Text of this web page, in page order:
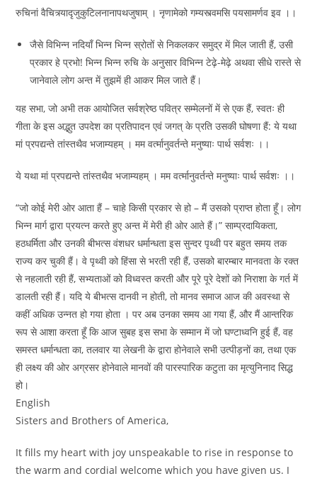
रुचिनां वैचित्र्यादृजुकुटिलनानापथजुषाम् । नृणामेको गम्यस्त्वमसि पयसामर्णव इव ।।
जैसे विभिन्न नदियाँ भिन्न भिन्न स्रोतों से निकलकर समुद्र में मिल जाती हैं, उसी
प्रकार हे प्रभो! भिन्न भिन्न रुचि के अनुसार विभिन्न टेढ़े-मेढ़े अथवा सीधे रास्ते से
जानेवाले लोग अन्त में तुझमें ही आकर मिल जाते हैं।
यह सभा, जो अभी तक आयोजित सर्वश्रेष्ठ पवित्र सम्मेलनों में से एक हैं, स्वतः ही
गीता के इस अद्भुत उपदेश का प्रतिपादन एवं जगत् के प्रति उसकी घोषणा हैं: ये यथा
मां प्रपद्यन्ते तांस्तथैव भजाम्यहम् । मम वर्त्मानुवर्तन्ते मनुष्याः पार्थ सर्वशः ।।
ये यथा मां प्रपद्यन्ते तांस्तथैव भजाम्यहम् । मम वर्त्मानुवर्तन्ते मनुष्याः पार्थ सर्वशः ।।
“जो कोई मेरी ओर आता हैं – चाहे किसी प्रकार से हो – मैं उसको प्राप्त होता हूँ। लोग
भिन्न मार्ग द्वारा प्रयत्न करते हुए अन्त में मेरी ही ओर आते हैं।” साम्प्रदायिकता,
हठधर्मिता और उनकी बीभत्स वंशधर धर्मान्धता इस सुन्दर पृथ्वी पर बहुत समय तक
राज्य कर चुकी हैं। वे पृथ्वी को हिंसा से भरती रही हैं, उसको बारम्बार मानवता के रक्त
से नहलाती रही हैं, सभ्यताओं को विध्वस्त करती और पूरे पूरे देशों को निराशा के गर्त में
डालती रही हैं। यदि ये बीभत्स दानवी न होती, तो मानव समाज आज की अवस्था से
कहीं अधिक उन्नत हो गया होता । पर अब उनका समय आ गया हैं, और मैं आन्तरिक
रूप से आशा करता हूँ कि आज सुबह इस सभा के सम्मान में जो घण्टाध्वनि हुई हैं, वह
समस्त धर्मान्धता का, तलवार या लेखनी के द्वारा होनेवाले सभी उत्पीड़नों का, तथा एक
ही लक्ष्य की ओर अग्रसर होनेवाले मानवों की पारस्पारिक कटुता का मृत्युनिनाद सिद्ध
हो।
English
Sisters and Brothers of America,
It fills my heart with joy unspeakable to rise in response to
the warm and cordial welcome which you have given us. I